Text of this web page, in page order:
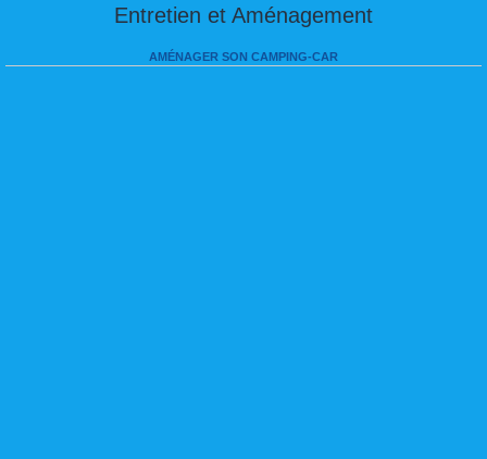
Entretien et Aménagement
AMÉNAGER SON CAMPING-CAR